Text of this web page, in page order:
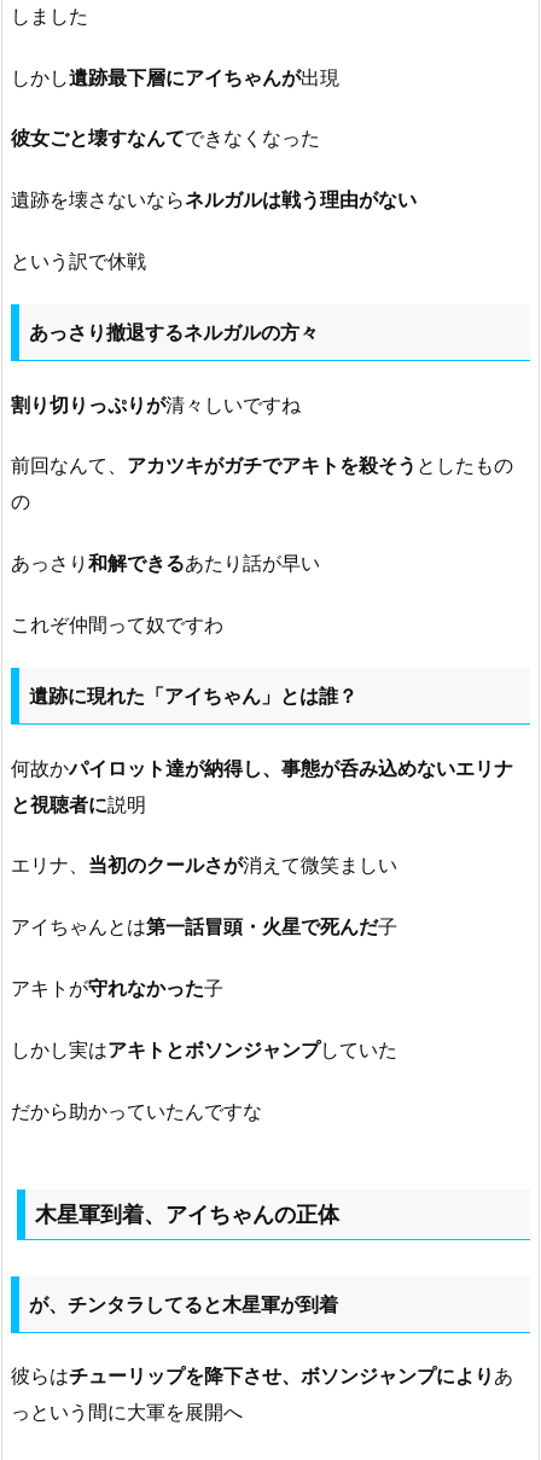
しました
しかし遺跡最下層にアイちゃんが出現
彼女ごと壊すなんてできなくなった
遺跡を壊さないならネルガルは戦う理由がない
という訳で休戦
あっさり撤退するネルガルの方々
割り切りっぷりが清々しいですね
前回なんて、 アカツキがガチでアキトを殺そう としたもの
の
あっさり 和解できるあたり話が早い
これぞ仲間って奴ですわ
遺跡に現れた「アイちゃん」とは誰？
何故かパイロット達が納得し、事態が呑み込めないエリナ
と視聴者に説明
エリナ、 当初のクールさが消えて微笑ましい
アイちゃんとは第一話冒頭・火星で死んだ子
アキトが守れなかった子
しかし実はアキトとボソンジャンプしていた
だから助かっていたんですな
木星軍到着、アイちゃんの正体
が、チンタラしてると木星軍が到着
彼らはチューリップを降下させ、ボソンジャンプにより あ
っという間に大軍を展開へ